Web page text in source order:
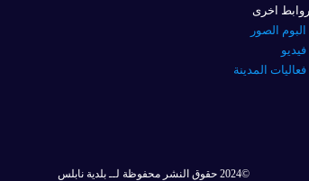
روابط اخرى
البوم الصور
فيديو
فعاليات المدينة
©2024 حقوق النشر محفوظة لــ بلدية نابلس